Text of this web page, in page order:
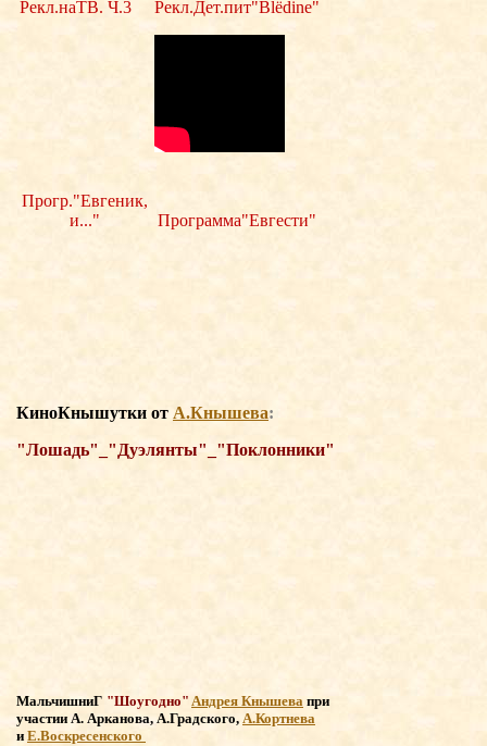
Рекл.наТВ. Ч.3 Рекл.Дет.пит"Blёdine"
Прогр."Евгеник,
и..."
Программа"Евгести"
КиноКнышутки от А.Кнышева:
"Лошадь"_"Дуэлянты"_"Поклонники"
МальчишниГ "Шоугодно" Андрея Кнышева при
участии А. Арканова, А.Градского, А.Кортнева
и Е.Воскресенского